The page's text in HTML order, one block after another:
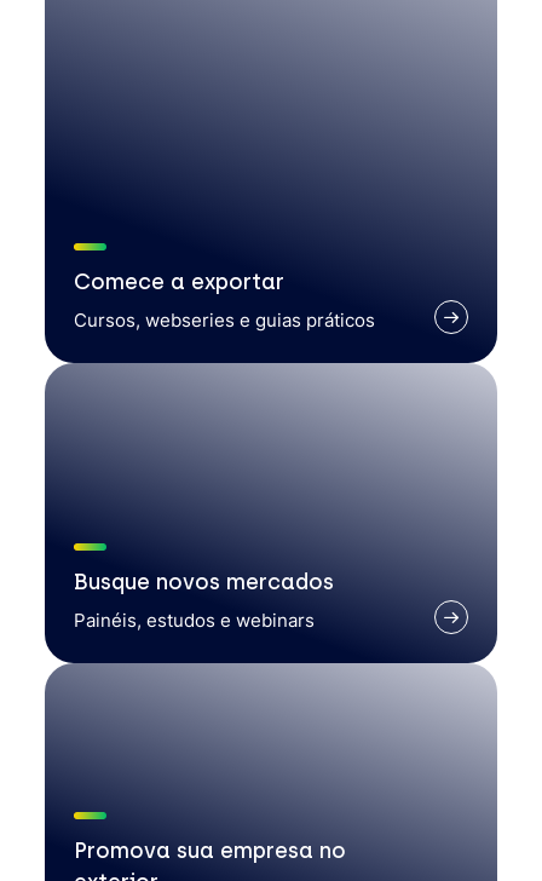
Comece a exportar
Cursos, webseries e guias práticos
Busque novos mercados
Painéis, estudos e webinars
Promova sua empresa no